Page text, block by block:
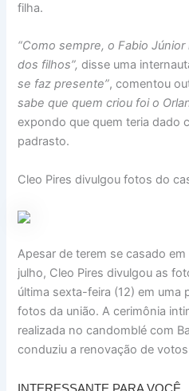
filha.
“Como sempre, o Fabio
dos filhos”, disse uma
se faz presente”, comentou
sabe que quem criou foi o
expondo que quem teria dado
padrasto.
Cleo Pires divulgou fotos do
Apesar de terem se casado
julho, Cleo Pires divulgou as
última sexta-feira (12) em uma
fotos da união. A cerimônia
realizada no candomblé com
conduziu a renovação de